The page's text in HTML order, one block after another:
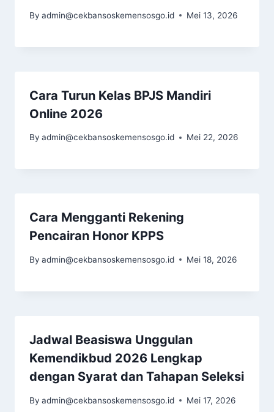
By admin@cekbansoskemensosgo.id Mei 13, 2026
Cara Turun Kelas BPJS Mandiri
Online 2026
By admin@cekbansoskemensosgo.id Mei 22, 2026
Cara Mengganti Rekening
Pencairan Honor KPPS
By admin@cekbansoskemensosgo.id Mei 18, 2026
Jadwal Beasiswa Unggulan
Kemendikbud 2026 Lengkap
dengan Syarat dan Tahapan Seleksi
By admin@cekbansoskemensosgo.id Mei 17, 2026